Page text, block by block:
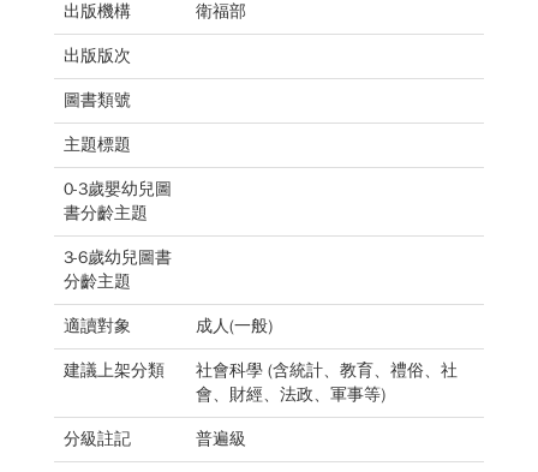
出版機構 衛福部
出版版次
圖書類號
主題標題
0-3歲嬰幼兒圖
書分齡主題
3-6歲幼兒圖書
分齡主題
適讀對象 成人(一般)
建議上架分類
社會科學 (含統計、教育、禮俗、社
會、財經、法政、軍事等)
分級註記 普遍級